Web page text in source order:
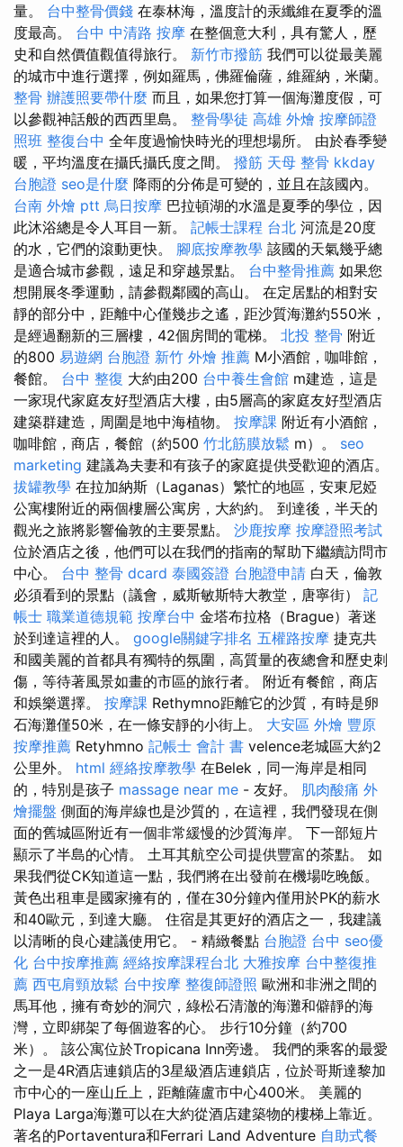
量。 台中整骨價錢 在泰林海，溫度計的汞纖維在夏季的溫
度最高。 台中 中清路 按摩 在整個意大利，具有驚人，歷
史和自然價值觀值得旅行。 新竹市撥筋 我們可以從最美麗
的城市中進行選擇，例如羅馬，佛羅倫薩，維羅納，米蘭。
整骨 辦護照要帶什麼 而且，如果您打算一個海灘度假，可
以參觀神話般的西西里島。 整骨學徒 高雄 外燴 按摩師證
照班 整復台中 全年度過愉快時光的理想場所。 由於春季變
暖，平均溫度在攝氏攝氏度之間。 撥筋 天母 整骨 kkday
台胞證 seo是什麼 降雨的分佈是可變的，並且在該國內。
台南 外燴 ptt 烏日按摩 巴拉頓湖的水溫是夏季的學位，因
此沐浴總是令人耳目一新。 記帳士課程 台北 河流是20度
的水，它們的滾動更快。 腳底按摩教學 該國的天氣幾乎總
是適合城市參觀，遠足和穿越景點。 台中整骨推薦 如果您
想開展冬季運動，請參觀鄰國的高山。 在定居點​​的相對安
靜的部分中，距離中心僅幾步之遙，距沙質海灘約550米，
是經過翻新的三層樓，42個房間的電梯。 北投 整骨 附近
的800 易遊網 台胞證 新竹 外燴 推薦 M小酒館，咖啡館，
餐館。 台中 整復 大約由200 台中養生會館 m建造，這是
一家現代家庭友好型酒店大樓，由5層高的家庭友好型酒店
建築群建造，周圍是地中海植物。 按摩課 附近有小酒館，
咖啡館，商店，餐館（約500 竹北筋膜放鬆 m）。 seo
marketing 建議為夫妻和有孩子的家庭提供受歡迎的酒店。
拔罐教學 在拉加納斯（Laganas）繁忙的地區，安東尼婭
公寓樓附近的兩個樓層公寓房，大約約。 到達後，半天的
觀光之旅將影響倫敦的主要景點。 沙鹿按摩 按摩證照考試
位於酒店之後，他們可以在我們的指南的幫助下繼續訪問市
中心。 台中 整骨 dcard 泰國簽證 台胞證申請 白天，倫敦
必須看到的景點（議會，威斯敏斯特大教堂，唐寧街） 記
帳士 職業道德規範 按摩台中 金塔布拉格（Brague）著迷
於到達這裡的人。 google關鍵字排名 五權路按摩 捷克共
和國美麗的首都具有獨特的氛圍，高質量的夜總會和歷史刺
傷，等待著風景如畫的市區的旅行者。 附近有餐館，商店
和娛樂選擇。 按摩課 Rethymno距離它的沙質，有時是卵
石海灘僅50米，在一條安靜的小街上。 大安區 外燴 豐原
按摩推薦 Retyhmno 記帳士 會計 書 velence老城區大約2
公里外。 html 經絡按摩教學 在Belek，同一海岸是相同
的，特別是孩子 massage near me - 友好。 肌肉酸痛 外
燴擺盤 側面的海岸線也是沙質的，在這裡，我們發現在側
面的舊城區附近有一個非常緩慢的沙質海岸。 下一部短片
顯示了半島的心情。 土耳其航空公司提供豐富的茶點。 如
果我們從CK知道這一點，我們將在出發前在機場吃晚飯。
黃色出租車是國家擁有的，僅在30分鐘內僅用於PK的薪水
和40歐元，到達大廳。 住宿是其更好的酒店之一，我建議
以清晰的良心建議使用它。 - 精緻餐點 台胞證 台中 seo優
化 台中按摩推薦 經絡按摩課程台北 大雅按摩 台中整復推
薦 西屯肩頸放鬆 台中按摩 整復師證照 歐洲和非洲之間的
馬耳他，擁有奇妙的洞穴，綠松石清澈的海灘和僻靜的海​​
灣，立即綁架了每個遊客的心。 步行10分鐘（約700
米）。 該公寓位於Tropicana Inn旁邊。 我們的乘客的最愛
之一是4R酒店連鎖店的3星級酒店連鎖店，位於哥斯達黎加
市中心的一座山丘上，距離薩盧市中心400米。 美麗的
Playa Larga海灘可以在大約從酒店建築物的樓梯上靠近。
著名的Portaventura和Ferrari Land Adventure 自助式餐